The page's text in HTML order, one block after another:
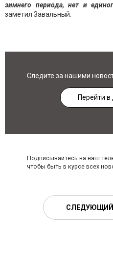
зимнего периода, нет и
заметил Завальный.
Следите за нашими
Перейти в
Подписывайтесь на наш
чтобы быть в курсе всех
СЛЕДУЮЩИЙ